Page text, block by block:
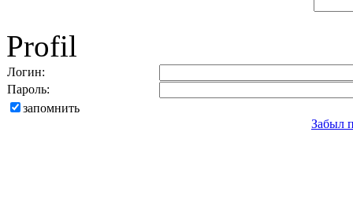
Profil
Логин:
Пароль:
запомнить
Забыл